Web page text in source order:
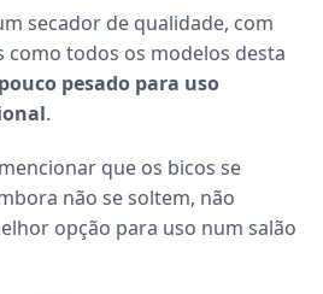
secador de qualidade, com
como todos os modelos desta
pesado para uso
.
que os bicos se
não se soltem, não
opção para uso num salão